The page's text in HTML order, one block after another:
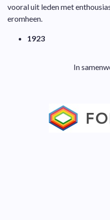
vooral uit leden met
eromheen.
1923
In